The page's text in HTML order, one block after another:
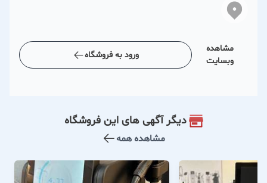
مشاهده
وبسایت
ورود به فروشگاه
دیگر آگهی های این فروشگاه
مشاهده همه